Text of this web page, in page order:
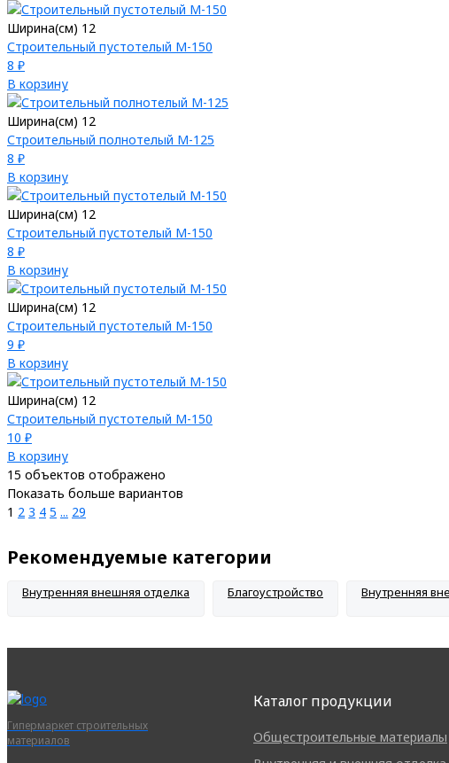
Ширина(см) 12
Строительный пустотелый М-150
8 ₽
В корзину
Ширина(см) 12
Строительный полнотелый М-125
8 ₽
В корзину
Ширина(см) 12
Строительный пустотелый М-150
8 ₽
В корзину
Ширина(см) 12
Строительный пустотелый М-150
9 ₽
В корзину
Ширина(см) 12
Строительный пустотелый М-150
10 ₽
В корзину
15 объектов отображено
Показать больше вариантов
1 2 3 4 5 ... 29
Рекомендуемые категории
Внутренняя внешняя отделка Благоустройство Внутренняя вне
Гипермаркет строительных
материалов
Каталог продукции
Общестроительные материалы